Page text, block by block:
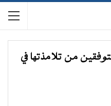
1 تكرم المتوفقين من تلامذتها في